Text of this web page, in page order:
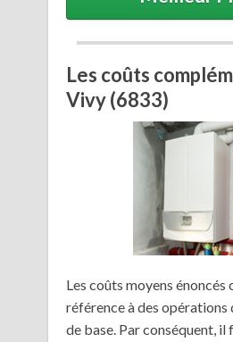
Les coûts
Vivy (6833)
Les coûts moyens
référence à des opérations
de base. Par conséquent,